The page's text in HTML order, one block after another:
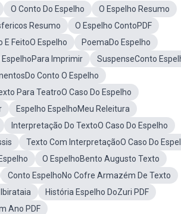
O Conto Do Espelho
O Espelho Resumo
Resumo
O Espelho ContoPDF
E FeitoO Espelho
PoemaDo Espelho
EspelhoPara Imprimir
SuspenseConto
Conto O Espelho
Para TeatroO Caso Do Espelho
Espelho EspelhoMeu Releitura
Interpretação Do TextoO Caso Do Espelho
Texto Com InterpretaçãoO Caso Do
O EspelhoBento Augusto Texto
Conto EspelhoNo Cofre Armazém De Texto
Ibirataia
História Espelho DoZuri PDF
Ano PDF